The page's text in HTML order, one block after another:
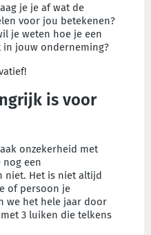
je je af wat de
voor jou betekenen?
je weten hoe je een
jouw onderneming?
is voor
onzekerheid met
nog een
niet. Het is niet altijd
of persoon je
we het hele jaar door
3 luiken die telkens